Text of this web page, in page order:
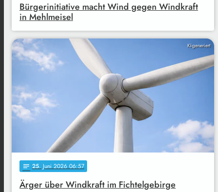
Bürgerinitiative macht Wind gegen Windkraft
in Mehlmeisel
KI-generiert
notes 25. Juni 2026 06:57
Ärger über Windkraft im Fichtelgebirge